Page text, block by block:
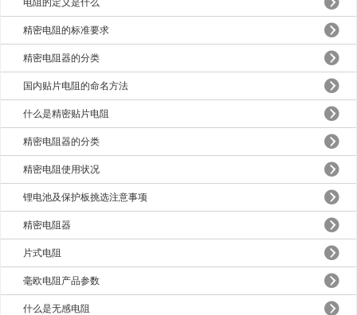
电阻的定义是什么
精密电阻的标准要求
精密电阻器的分类
国内贴片电阻的命名方法
什么是精密贴片电阻
精密电阻器的分类
精密电阻使用状况
锂电池及保护板挑选注意事项
精密电阻器
片式电阻
毫欧电阻产品参数
什么是无感电阻